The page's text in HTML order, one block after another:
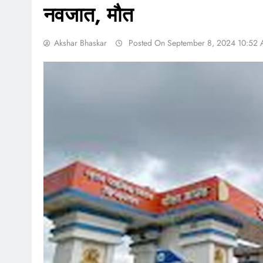
नवजात, मौत
Akshar Bhaskar Posted On September 8, 2024 10:52